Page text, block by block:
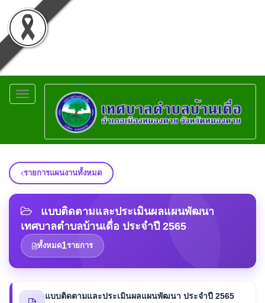
Toggle
navigation
รายการแผนงานทั้งหมด
แบบติดตามและประเมินผลแผนพัฒนา
เทศบาลตำบลบ้านเดื่อ ประจำปี 2565
ทั้งหมด1รายการ
แบบติดตามและประเมินผลแผนพัฒนา ประจำปี 2565